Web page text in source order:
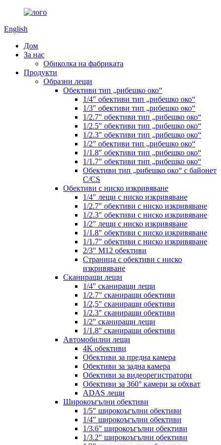
English
Дом
За нас
Обиколка на фабриката
Продукти
Образни лещи
Обективи тип „рибешко око“
1/4″ обективи тип „рибешко око“
1/3″ обективи тип „рибешко око“
1/2.7″ обективи тип „рибешко око“
1/2.5″ обективи тип „рибешко око“
1/2.3″ обективи тип „рибешко око“
1/2″ обективи тип „рибешко око“
1/1.8″ обективи тип „рибешко око“
1/1.7″ обективи тип „рибешко око“
Обективи тип „рибешко око“ с байонет
C/CS
Обективи с ниско изкривяване
1/4″ лещи с ниско изкривяване
1/2.7″ обективи с ниско изкривяване
1/2.3″ обективи с ниско изкривяване
1/2″ лещи с ниско изкривяване
1/1.8″ обективи с ниско изкривяване
1/1.7″ обективи с ниско изкривяване
2/3″ M12 обективи
Страница с обективи с ниско
изкривяване
Сканиращи лещи
1/4″ сканиращи лещи
1/2.7″ сканиращи обективи
1/2,5″ сканиращи обективи
1/2.3″ сканиращи обективи
1/2″ сканиращи лещи
1/1.8″ сканиращи обективи
Автомобилни лещи
4K обективи
Обективи за предна камера
Обективи за задна камера
Обективи за видеорегистратори
Обективи за 360° камери за обхват
ADAS лещи
Широкоъгълни обективи
1/5″ широкоъгълни обективи
1/4″ широкоъгълни обективи
1/3.6″ широкоъгълни обективи
1/3.2″ широкоъгълни обективи